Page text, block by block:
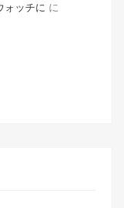
ォッチに に